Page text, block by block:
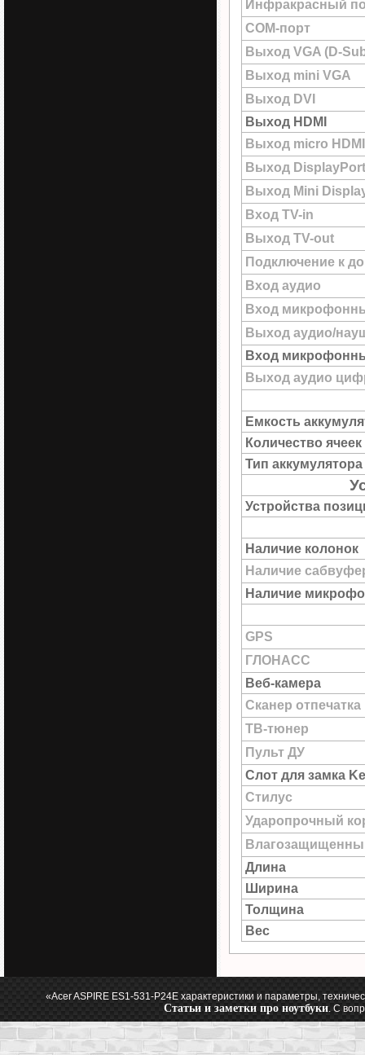
Инфракрасный
COM-порт
Выход VGA (D-
Выход mini VGA
Выход DVI
Выход HDMI
Выход micro HDMI
Выход DisplayPort
Выход Mini
Вход TV-in
Выход TV-out
Подключение к
Вход аудио
Вход
Выход аудио/
Вход
Выход аудио
Емкость
Количество
Тип аккумулятора
Устройства
Наличие колонок
Наличие
Наличие
GPS
ГЛОНАСС
Веб-камера
Сканер
ТВ-тюнер
Пульт ДУ
Слот для замка
Стилус
Ударопрочный
Длина
Ширина
Толщина
Вес
«Acer ASPIRE ES1-531-P24E характеристики и параметры,
Статьи и заметки про ноутбуки. С